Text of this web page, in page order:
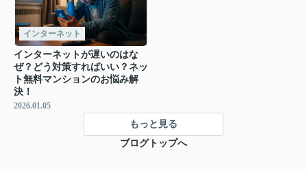
インターネット
インターネットが遅いのはな
ぜ？どう対策すればいい？ネッ
ト無料マンションのお悩み解
決！
2026.01.05
もっと見る
ブログトップへ